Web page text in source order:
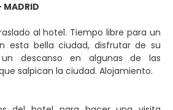
MADRID
al hotel. Tiempo libre para un
esta bella ciudad, disfrutar de su
descanso en algunas de las
salpican la ciudad. Alojamiento.